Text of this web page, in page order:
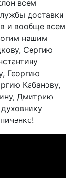
всем
доставки
и вообще всем
нашим
Сергию
Георгию
Кабанову,
Дмитрию